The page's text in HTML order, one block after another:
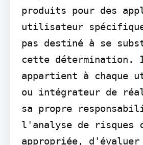
produits pour des
utilisateur
pas destiné à se
cette détermination.
appartient à chaque
ou intégrateur de
sa propre
l'analyse de risques
appropriée,